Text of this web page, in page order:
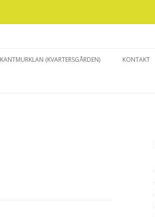
KANTMURKLAN (KVARTERSGÅRDEN) KONTAKT